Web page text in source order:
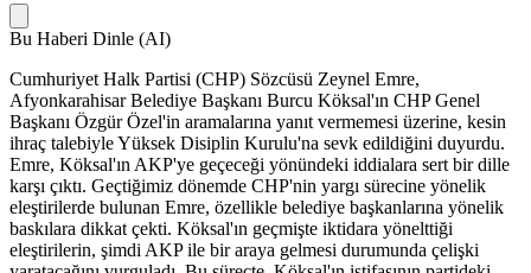
Bu Haberi Dinle (AI)
Cumhuriyet Halk Partisi (CHP) Sözcüsü Zeynel Emre,
Afyonkarahisar Belediye Başkanı Burcu Köksal'ın CHP Genel
Başkanı Özgür Özel'in aramalarına yanıt vermemesi üzerine, kesin
ihraç talebiyle Yüksek Disiplin Kurulu'na sevk edildiğini duyurdu.
Emre, Köksal'ın AKP'ye geçeceği yönündeki iddialara sert bir dille
karşı çıktı. Geçtiğimiz dönemde CHP'nin yargı sürecine yönelik
eleştirilerde bulunan Emre, özellikle belediye başkanlarına yönelik
baskılara dikkat çekti. Köksal'ın geçmişte iktidara yönelttiği
eleştirilerin, şimdi AKP ile bir araya gelmesi durumunda çelişki